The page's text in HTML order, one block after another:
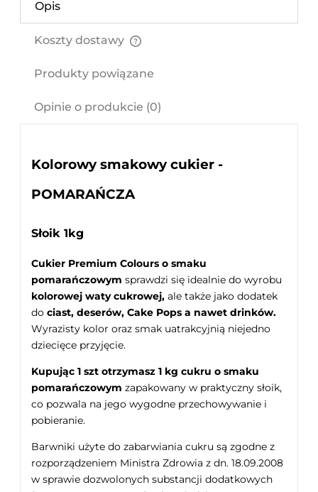
Opis
Koszty dostawy
Produkty powiązane
Opinie o produkcie (0)
Kolorowy smakowy cukier -
POMARAŃCZA
Słoik 1kg
Cukier Premium Colours o smaku
pomarańczowym sprawdzi się idealnie do wyrobu
kolorowej waty cukrowej, ale także jako dodatek
do ciast, deserów, Cake Pops a nawet drinków.
Wyrazisty kolor oraz smak uatrakcyjnią niejedno
dziecięce przyjęcie.
Kupując 1 szt otrzymasz 1 kg cukru o smaku
pomarańczowym zapakowany w praktyczny słoik,
co pozwala na jego wygodne przechowywanie i
pobieranie.
Barwniki użyte do zabarwiania cukru są zgodne z
rozporządzeniem Ministra Zdrowia z dn. 18.09.2008
w sprawie dozwolonych substancji dodatkowych